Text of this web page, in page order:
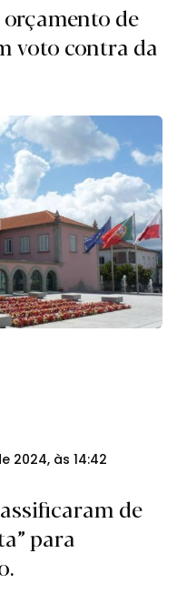
de
voto contra da
2024, às 14:42
de
para